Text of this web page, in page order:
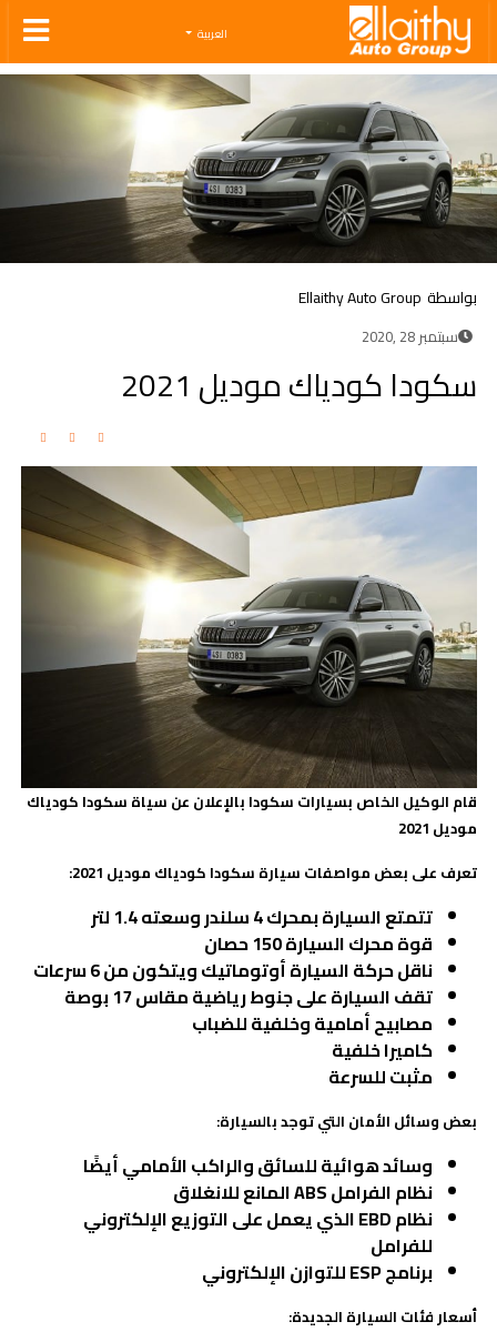
Ellaithy Auto Group
العربية
بواسطة Ellaithy Auto Group
سبتمبر 28 ,2020
سكودا كودياك موديل 2021
قام الوكيل الخاص بسيارات سكودا بالإعلان عن سياة سكودا كودياك
موديل 2021
تعرف على بعض مواصفات سيارة سكودا كودياك موديل 2021:
تتمتع السيارة بمحرك 4 سلندر وسعته 1.4 لتر
قوة محرك السيارة 150 حصان
ناقل حركة السيارة أوتوماتيك ويتكون من 6 سرعات
تقف السيارة على جنوط رياضية مقاس 17 بوصة
مصابيح أمامية وخلفية للضباب
كاميرا خلفية
مثبت للسرعة
بعض وسائل الأمان التي توجد بالسيارة:
وسائد هوائية للسائق والراكب الأمامي أيضًا
نظام الفراملABSالمانع للانغلاق
نظامEBDالذي يعمل على التوزيع الإلكتروني
للفرامل
برنامجESPللتوازن الإلكتروني
أسعار فئات السيارة الجديدة: